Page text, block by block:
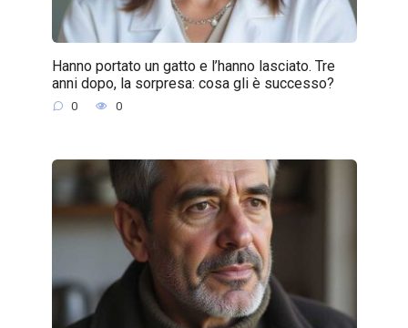
Hanno portato un gatto e l’hanno lasciato. Tre
anni dopo, la sorpresa: cosa gli è successo?
0 0